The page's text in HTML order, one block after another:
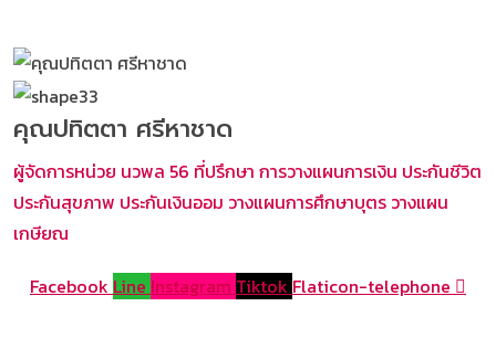
คุณปทิตตา ศรีหาชาด
ผู้จัดการหน่วย นวพล 56 ที่ปรึกษา การวางแผนการเงิน ประกันชีวิต
ประกันสุขภาพ ประกันเงินออม วางแผนการศึกษาบุตร วางแผน
เกษียณ
Facebook Line Instagram Tiktok Flaticon-telephone